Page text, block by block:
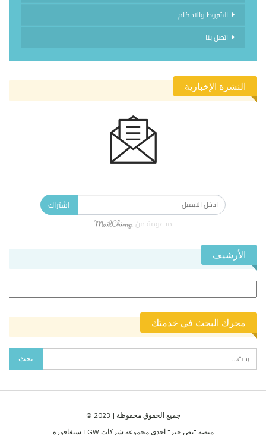
الشروط والاحكام
اتصل بنا
النشرة الإخبارية
اشتراك
مدعومة من
الأرشيف
محرك البحث في خدمتك
جميع الحقوق محفوظة | 2023 ©
منصة "نص خبر" احدى مجموعة شركات TGW سنغافورة